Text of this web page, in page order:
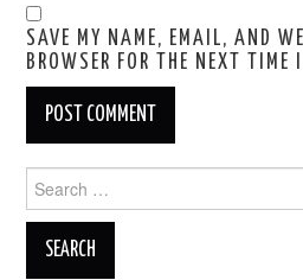
SAVE MY NAME, EMAIL, AND
BROWSER FOR THE NEXT TIME
for: